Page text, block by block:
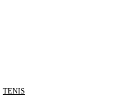
TENIS